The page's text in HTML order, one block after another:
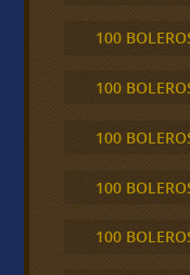
100
100
100
100
100